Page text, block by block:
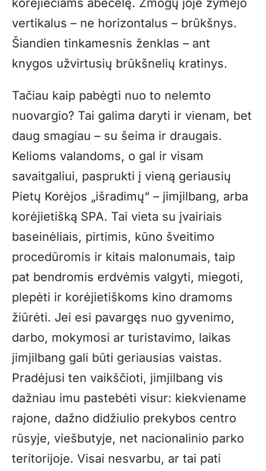
korėjiečiams abėcėlę. Žmogų joje žymėjo
vertikalus – ne horizontalus – brūkšnys.
Šiandien tinkamesnis ženklas – ant
knygos užvirtusių brūkšnelių kratinys.
Tačiau kaip pabėgti nuo to nelemto
nuovargio? Tai galima daryti ir vienam, bet
daug smagiau – su šeima ir draugais.
Kelioms valandoms, o gal ir visam
savaitgaliui, pasprukti į vieną geriausių
Pietų Korėjos „išradimų“ – jimjilbang, arba
korėjietišką SPA. Tai vieta su įvairiais
baseinėliais, pirtimis, kūno šveitimo
procedūromis ir kitais malonumais, taip
pat bendromis erdvėmis valgyti, miegoti,
plepėti ir korėjietiškoms kino dramoms
žiūrėti. Jei esi pavargęs nuo gyvenimo,
darbo, mokymosi ar turistavimo, laikas
jimjilbang gali būti geriausias vaistas.
Pradėjusi ten vaikščioti, jimjilbang vis
dažniau imu pastebėti visur: kiekviename
rajone, dažno didžiulio prekybos centro
rūsyje, viešbutyje, net nacionalinio parko
teritorijoje. Visai nesvarbu, ar tai pati